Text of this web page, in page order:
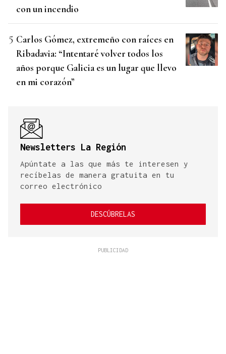
con un incendio
Carlos Gómez, extremeño con raíces en
Ribadavia: “Intentaré volver todos los
años porque Galicia es un lugar que llevo
en mi corazón”
Newsletters La Región
Apúntate a las que más te interesen y
recíbelas de manera gratuita en tu
correo electrónico
DESCÚBRELAS